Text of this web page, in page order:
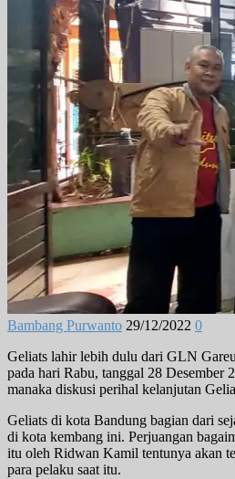
Bambang Purwanto 29/12/2022 0
Geliats lahir lebih dulu dari GLN
pada hari Rabu, tanggal 28 Desember
manaka diskusi perihal kelanjutan
Geliats di kota Bandung bagian dari
di kota kembang ini. Perjuangan
itu oleh Ridwan Kamil tentunya akan
para pelaku saat itu.